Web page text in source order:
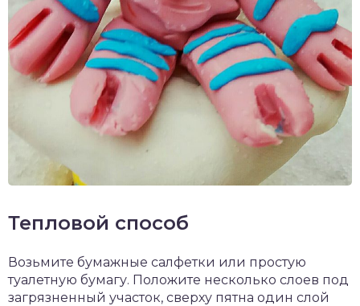
Тепловой способ
Возьмите бумажные салфетки или простую
туалетную бумагу. Положите несколько слоев под
загрязненный участок, сверху пятна один слой